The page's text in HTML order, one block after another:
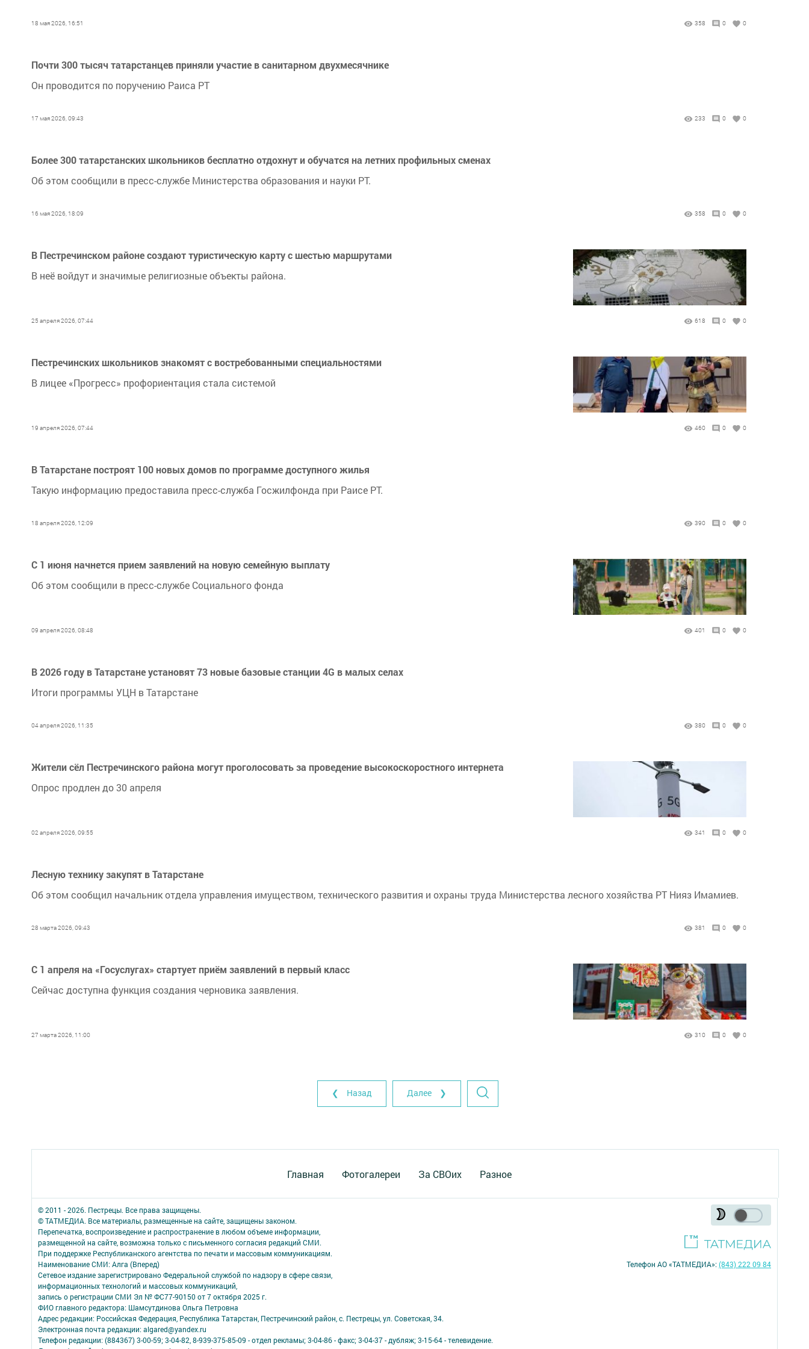
18 мая 2026, 16:51 358 0 0
Почти 300 тысяч татарстанцев приняли участие в санитарном двухмесячнике
Он проводится по поручению Раиса РТ
17 мая 2026, 09:43 233 0 0
Более 300 татарстанских школьников бесплатно отдохнут и обучатся на летних профильных сменах
Об этом сообщили в пресс-службе Министерства образования и науки РТ.
16 мая 2026, 18:09 358 0 0
В Пестречинском районе создают туристическую карту с шестью маршрутами
В неё войдут и значимые религиозные объекты района.
25 апреля 2026, 07:44 618 0 0
Пестречинских школьников знакомят с востребованными специальностями
В лицее «Прогресс» профориентация стала системой
19 апреля 2026, 07:44 460 0 0
В Татарстане построят 100 новых домов по программе доступного жилья
Такую информацию предоставила пресс-служба Госжилфонда при Раисе РТ.
18 апреля 2026, 12:09 390 0 0
С 1 июня начнется прием заявлений на новую семейную выплату
Об этом сообщили в пресс-службе Социального фонда
09 апреля 2026, 08:48 401 0 0
В 2026 году в Татарстане установят 73 новые базовые станции 4G в малых селах
Итоги программы УЦН в Татарстане
04 апреля 2026, 11:35 380 0 0
Жители сёл Пестречинского района могут проголосовать за проведение высокоскоростного интернета
Опрос продлен до 30 апреля
02 апреля 2026, 09:55 341 0 0
Лесную технику закупят в Татарстане
Об этом сообщил начальник отдела управления имуществом, технического развития и охраны труда Министерства лесного хозяйства РТ Нияз Имамиев.
28 марта 2026, 09:43 381 0 0
С 1 апреля на «Госуслугах» стартует приём заявлений в первый класс
Сейчас доступна функция создания черновика заявления.
27 марта 2026, 11:00 310 0 0
❮ Назад Далее ❯
Главная Фотогалереи За СВОих Разное
© 2011 - 2026. Пестрецы. Все права защищены.
© ТАТМЕДИА. Все материалы, размещенные на сайте, защищены законом.
Перепечатка, воспроизведение и распространение в любом объеме информации,
размещенной на сайте, возможна только с письменного согласия редакций СМИ.
При поддержке Республиканского агентства по печати и массовым коммуникациям.
Наименование СМИ: Алга (Вперед)
Сетевое издание зарегистрировано Федеральной службой по надзору в сфере связи,
информационных технологий и массовых коммуникаций,
запись о регистрации СМИ Эл № ФС77-90150 от 7 октября 2025 г.
ФИО главного редактора: Шамсутдинова Ольга Петровна
Адрес редакции: Российская Федерация, Республика Татарстан, Пестречинский район, с. Пестрецы, ул. Советская, 34.
Электронная почта редакции: algared@yandex.ru
Телефон редакции: (884367) 3-00-59; 3-04-82, 8-939-375-85-09 - отдел рекламы; 3-04-86 - факс; 3-04-37 - дубляж; 3-15-64 - телевидение.
Телефон АО «ТАТМЕДИА»:(843) 222 09 84